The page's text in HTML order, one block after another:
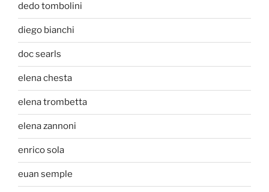
dedo tombolini
diego bianchi
doc searls
elena chesta
elena trombetta
elena zannoni
enrico sola
euan semple